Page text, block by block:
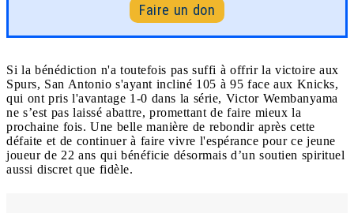
Faire un don
Si la bénédiction n'a toutefois pas suffi à offrir la victoire aux
Spurs, San Antonio s'ayant incliné 105 à 95 face aux Knicks,
qui ont pris l'avantage 1-0 dans la série, Victor Wembanyama
ne s’est pas laissé abattre, promettant de faire mieux la
prochaine fois. Une belle manière de rebondir après cette
défaite et de continuer à faire vivre l'espérance pour ce jeune
joueur de 22 ans qui bénéficie désormais d’un soutien spirituel
aussi discret que fidèle.